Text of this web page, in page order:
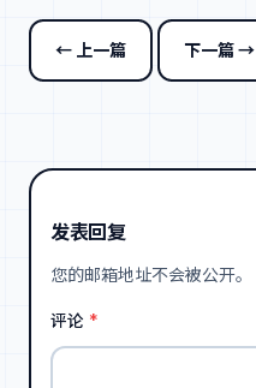
← 上一篇 下一篇 →
发表回复
您的邮箱地址不会被公开。
评论 *